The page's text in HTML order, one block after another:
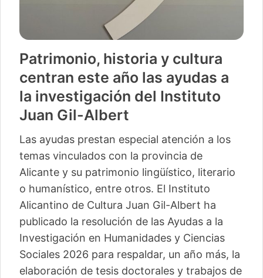
Patrimonio, historia y cultura
centran este año las ayudas a
la investigación del Instituto
Juan Gil-Albert
Las ayudas prestan especial atención a los
temas vinculados con la provincia de
Alicante y su patrimonio lingüístico, literario
o humanístico, entre otros. El Instituto
Alicantino de Cultura Juan Gil-Albert ha
publicado la resolución de las Ayudas a la
Investigación en Humanidades y Ciencias
Sociales 2026 para respaldar, un año más, la
elaboración de tesis doctorales y trabajos de